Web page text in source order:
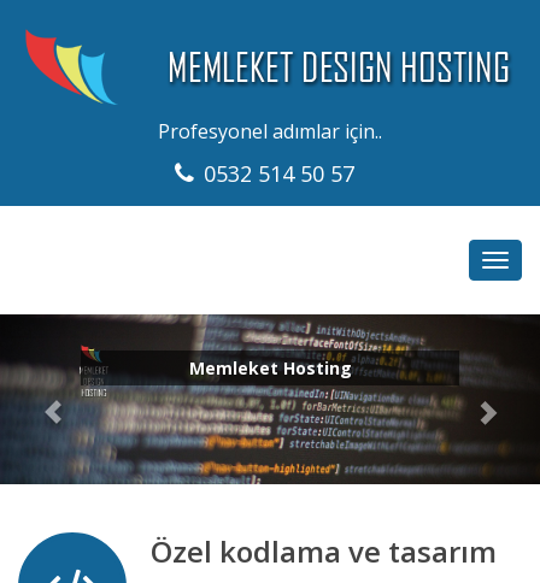
Profesyonel adımlar için..
0532 514 50 57
Memleket Hosting
Özel kodlama ve tasarım